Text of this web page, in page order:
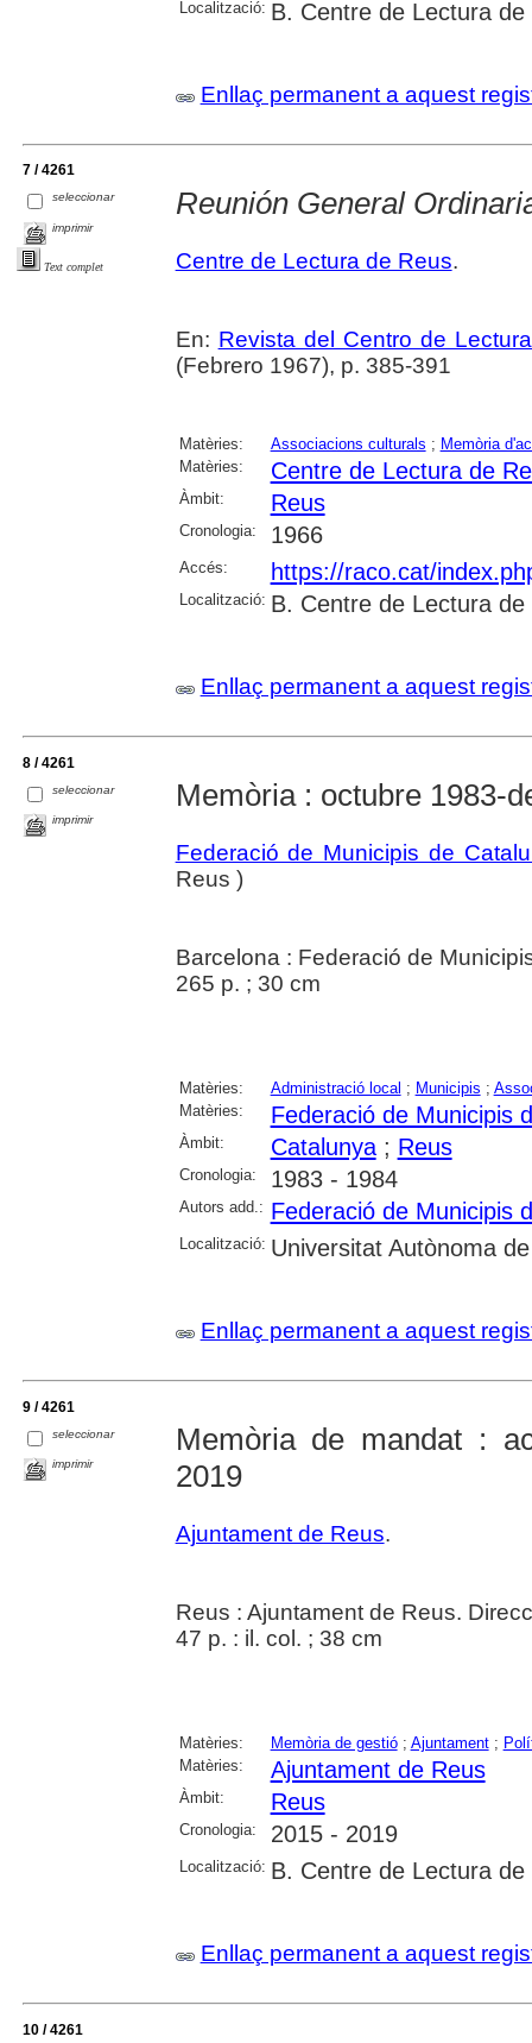
Localització: B. Centre de Lectura de
Enllaç permanent a aquest
7 / 4261
seleccionar
imprimir
Text complet
Reunión General
Centre de Lectura de Reus.
En: Revista del Centro de
(Febrero 1967), p. 385-391
Matèries: Associacions culturals ; Memòria
Matèries:
Centre de Lectura de
Àmbit: Reus
Cronologia: 1966
Accés: https://raco.cat/
Localització: B. Centre de Lectura de
Enllaç permanent a aquest
8 / 4261
seleccionar
imprimir
Memòria : octubre 1983-
Federació de Municipis de
Reus )
Barcelona : Federació de
265 p. ; 30 cm
Matèries: Administració local ; Municipis ;
Matèries:
Federació de Municipis
Àmbit: Catalunya; Reus
Cronologia: 1983 - 1984
Autors add.: Federació de Municipis
Localització: Universitat Autònoma
Enllaç permanent a aquest
9 / 4261
seleccionar
imprimir
Memòria de mandat :
2019
Ajuntament de Reus.
Reus : Ajuntament de Reus.
47 p. : il. col. ; 38 cm
Matèries: Memòria de gestió; Ajuntament;
Matèries:
Ajuntament de Reus
Àmbit: Reus
Cronologia: 2015 - 2019
Localització: B. Centre de Lectura de
Enllaç permanent a aquest
10 / 4261